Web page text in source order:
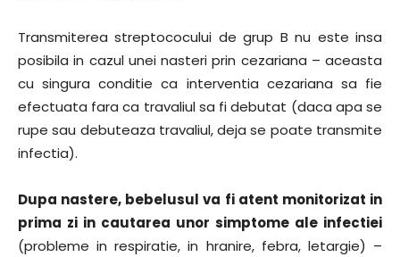
Transmiterea streptococului de grup B nu este insa
posibila in cazul unei nasteri prin cezariana – aceasta
cu singura conditie ca interventia cezariana sa fie
efectuata fara ca travaliul sa fi debutat (daca apa se
rupe sau debuteaza travaliul, deja se poate transmite
infectia).
Dupa nastere, bebelusul va fi atent monitorizat in
prima zi in cautarea unor simptome ale infectiei
(probleme in respiratie, in hranire, febra, letargie) –